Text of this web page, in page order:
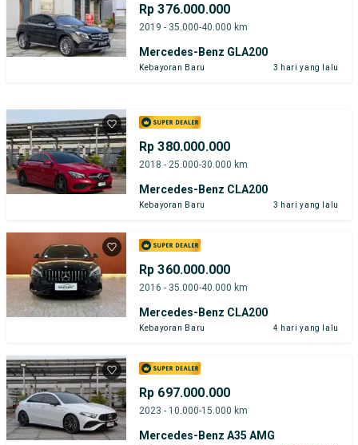
Rp 376.000.000
2019 - 35.000-40.000 km
Mercedes-Benz GLA200
Kebayoran Baru 3 hari yang lalu
Rp 380.000.000
2018 - 25.000-30.000 km
Mercedes-Benz CLA200
Kebayoran Baru 3 hari yang lalu
Rp 360.000.000
2016 - 35.000-40.000 km
Mercedes-Benz CLA200
Kebayoran Baru 4 hari yang lalu
Rp 697.000.000
2023 - 10.000-15.000 km
Mercedes-Benz A35 AMG